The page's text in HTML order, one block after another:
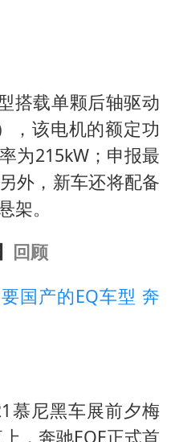
搭载单颗后轴驱动
，该电机的额定功
为215kW；申报最
外，新车还将配备
架。
回顾
国产的EQ车型 奔
慕尼黑车展前夕梅
，奔驰EQE正式首